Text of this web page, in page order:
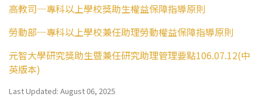
高教司─專科以上學校獎助生權益保障指導原則
勞動部─專科以上學校兼任助理勞動權益保障指導原則
元智大學研究獎助生暨兼任研究助理管理要點106.07.12(中
英版本)
Last Updated: August 06, 2025